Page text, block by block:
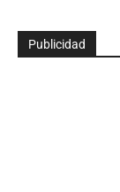
Publicidad